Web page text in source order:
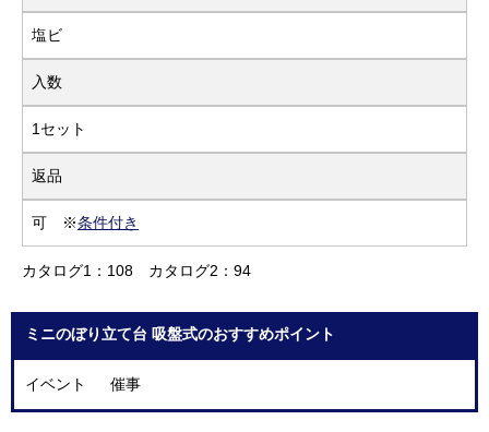
塩ビ
入数
1セット
返品
可 ※条件付き
カタログ1：108 カタログ2：94
ミニのぼり立て台 吸盤式のおすすめポイント
イベント 催事